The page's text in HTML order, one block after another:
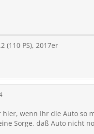
(110 PS), 2017er
hier, wenn Ihr die Auto so
Sorge, daß Auto nicht